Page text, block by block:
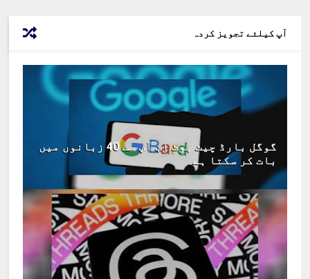
آپ کیلئے تجویز کردہ
گوگل بارڈ چیٹ بوٹ اب آپ سے 40 زبانوں میں
بات کر سکتا ہے